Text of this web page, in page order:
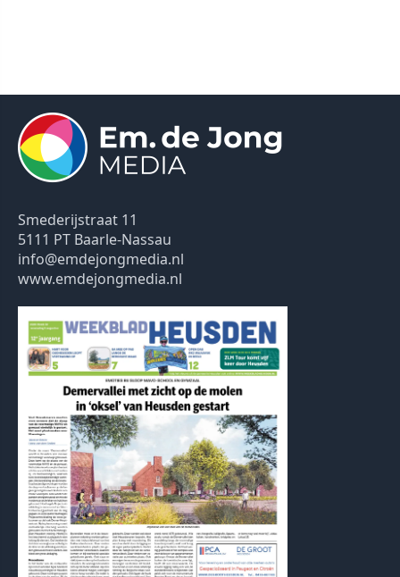
Smederijstraat 11
5111 PT Baarle-Nassau
info@emdejongmedia.nl
www.emdejongmedia.nl